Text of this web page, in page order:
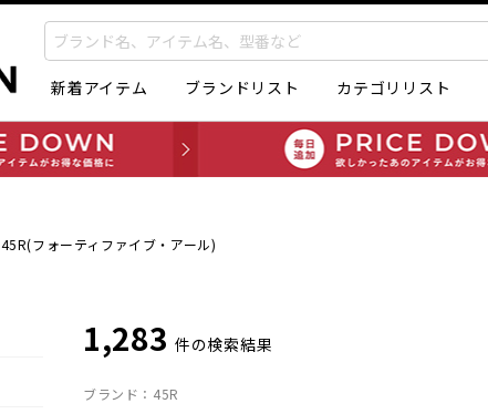
新着アイテム ブランドリスト カテゴリリスト
45R(フォーティファイブ・アール)
1,283 件の検索結果
ブランド：45R